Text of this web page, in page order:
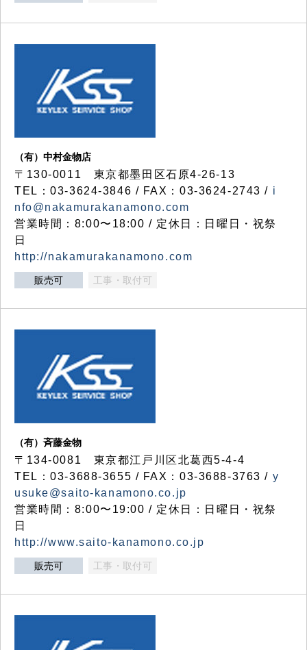
（有）中村金物店
〒130-0011 東京都墨田区石原4-26-13
TEL：03-3624-3846 / FAX：03-3624-2743 / i
nfo@nakamurakanamono.com
営業時間：8:00〜18:00 / 定休日：日曜日・祝祭
日
http://nakamurakanamono.com
販売可 工事・取付可
（有）斉藤金物
〒134-0081 東京都江戸川区北葛西5-4-4
TEL：03-3688-3655 / FAX：03-3688-3763 / y
usuke@saito-kanamono.co.jp
営業時間：8:00〜19:00 / 定休日：日曜日・祝祭
日
http://www.saito-kanamono.co.jp
販売可 工事・取付可